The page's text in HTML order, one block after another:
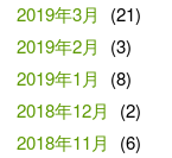
2019年3月
(21)
2019年2月
(3)
2019年1月
(8)
2018年12月
(2)
2018年11月
(6)